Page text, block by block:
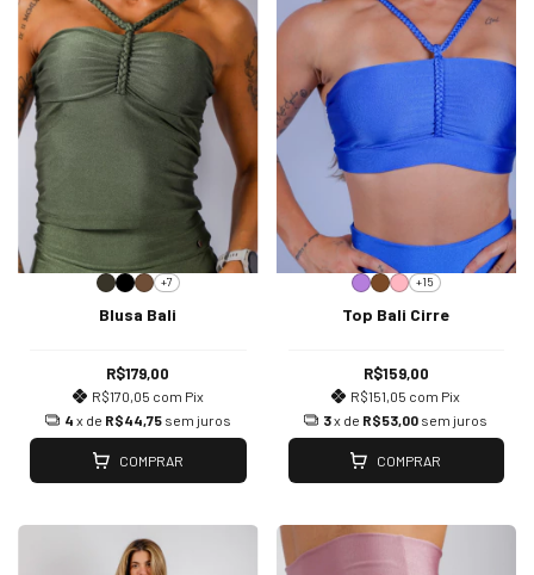
+7
Blusa Bali
R$179,00
R$170,05 com Pix
4 x de R$44,75 sem juros
COMPRAR
+15
Top Bali Cirre
R$159,00
R$151,05 com Pix
3x de R$53,00 sem juros
COMPRAR